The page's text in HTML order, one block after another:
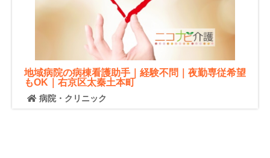
地域病院の病棟看護助手｜経験不問｜夜勤専従希望
もOK｜右京区太秦土本町
病院・クリニック